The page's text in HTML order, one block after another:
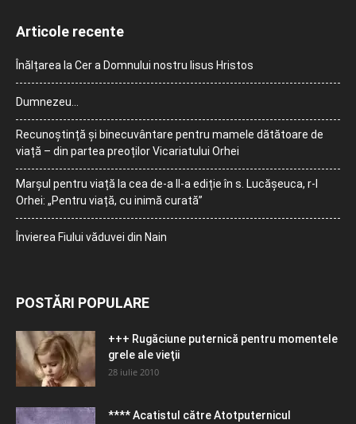
Articole recente
Înălțarea la Cer a Domnului nostru Iisus Hristos
Dumnezeu…
Recunoștință și binecuvântare pentru mamele dătătoare de
viață – din partea preoților Vicariatului Orhei
Marșul pentru viață la cea de-a II-a ediție în s. Lucășeuca, r-l
Orhei: „Pentru viață, cu inimă curată”
Învierea Fiului văduvei din Nain
POSTĂRI POPULARE
+++ Rugăciune puternică pentru momentele
grele ale vieţii
28 iulie 2010
**** Acatistul către Atotputernicul